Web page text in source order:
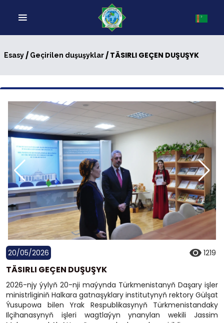
Esasy/ Geçirilen duşuşyklar/ TÄSIRLI GEÇEN DUŞUŞYK
20/05/2026 1219
TÄSIRLI GEÇEN DUŞUŞYK
2026-njy ýylyň 20-nji maýynda Türkmenistanyň Daşary işler
ministrliginiň Halkara gatnaşyklary institutynyň rektory Gülşat
Ýusupowa bilen Yrak Respublikasynyň Türkmenistandaky
Ilçihanasynyň işleri wagtlaýyn ynanylan wekili Jassim